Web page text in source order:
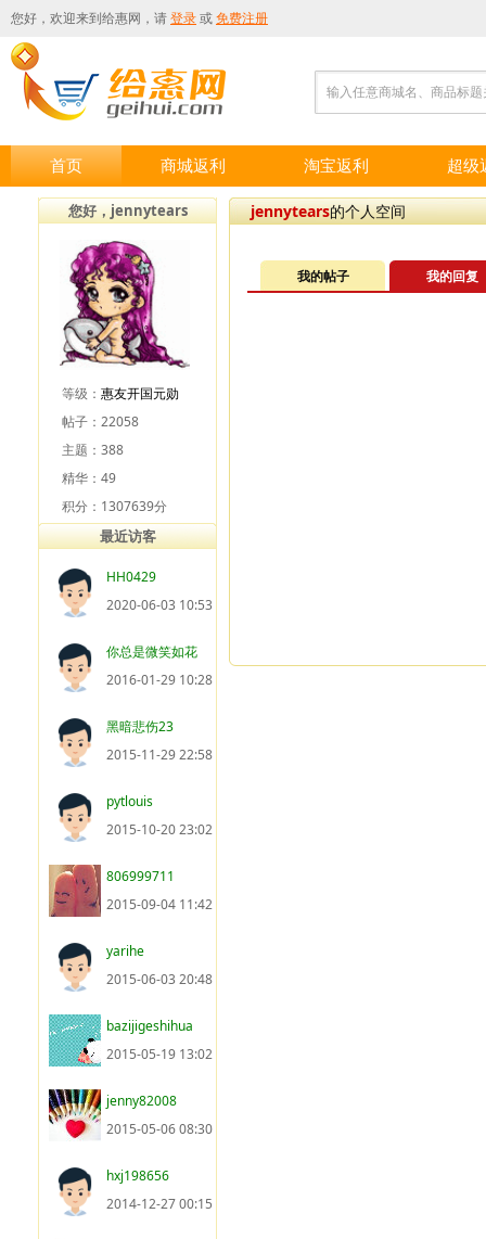
您好，欢迎来到 给惠网 ，请 登录 或 免费注册
输入任意商城名、商品标
首页 商城返利 淘宝返利 超级
您好，jennytears
等级： 惠友开国元勋
帖子：22058
主题：388
精华：49
积分：1307639分
最近访客
HH0429
2020-06-03 10:53
你总是微笑如花
2016-01-29 10:28
黑暗悲伤23
2015-11-29 22:58
pytlouis
2015-10-20 23:02
806999711
2015-09-04 11:42
yarihe
2015-06-03 20:48
bazijigeshihua
2015-05-19 13:02
jenny82008
2015-05-06 08:30
hxj198656
2014-12-27 00:15
jennytears的个人空间
我的帖子 我的回复